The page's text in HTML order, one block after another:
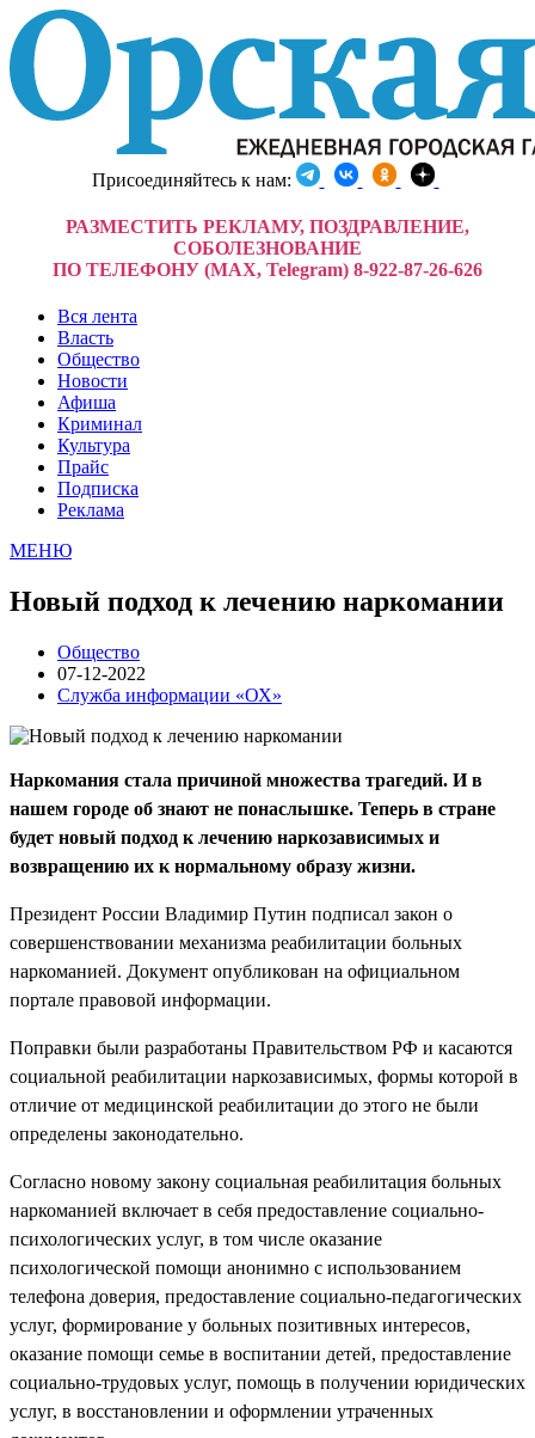
Присоединяйтесь к нам:
РАЗМЕСТИТЬ РЕКЛАМУ, ПОЗДРАВЛЕНИЕ,
СОБОЛЕЗНОВАНИЕ
ПО ТЕЛЕФОНУ (MAX, Telegram) 8-922-87-26-626
Вся лента
Власть
Общество
Новости
Афиша
Криминал
Культура
Прайс
Подписка
Реклама
МЕНЮ
Новый подход к лечению наркомании
Общество
07-12-2022
Служба информации «ОХ»
Наркомания стала причиной множества трагедий. И в
нашем городе об знают не понаслышке. Теперь в стране
будет новый подход к лечению наркозависимых и
возвращению их к нормальному образу жизни.
Президент России Владимир Путин подписал закон о
совершенствовании механизма реабилитации больных
наркоманией. Документ опубликован на официальном
портале правовой информации.
Поправки были разработаны Правительством РФ и касаются
социальной реабилитации наркозависимых, формы которой в
отличие от медицинской реабилитации до этого не были
определены законодательно.
Согласно новому закону социальная реабилитация больных
наркоманией включает в себя предоставление социально-
психологических услуг, в том числе оказание
психологической помощи анонимно с использованием
телефона доверия, предоставление социально-педагогических
услуг, формирование у больных позитивных интересов,
оказание помощи семье в воспитании детей, предоставление
социально-трудовых услуг, помощь в получении юридических
услуг, в восстановлении и оформлении утраченных